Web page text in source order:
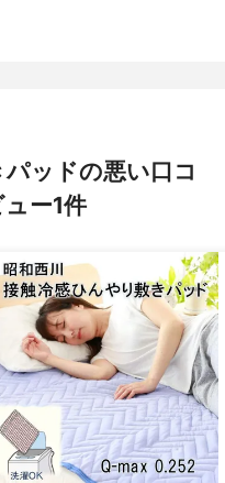
ッドの悪い口コ
ー1件